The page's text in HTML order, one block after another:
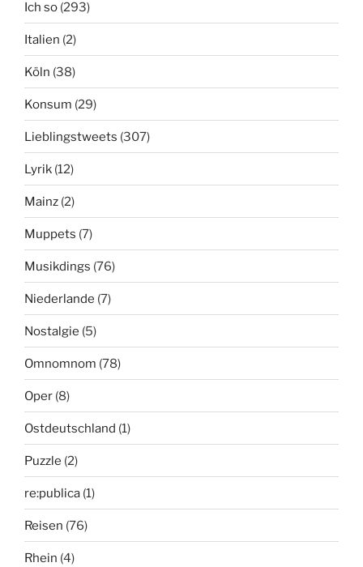
Ich so (293)
Italien (2)
Köln (38)
Konsum (29)
Lieblingstweets (307)
Lyrik (12)
Mainz (2)
Muppets (7)
Musikdings (76)
Niederlande (7)
Nostalgie (5)
Omnomnom (78)
Oper (8)
Ostdeutschland (1)
Puzzle (2)
re:publica (1)
Reisen (76)
Rhein (4)